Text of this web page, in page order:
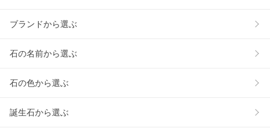
ブランドから選ぶ
石の名前から選ぶ
石の色から選ぶ
誕生石から選ぶ